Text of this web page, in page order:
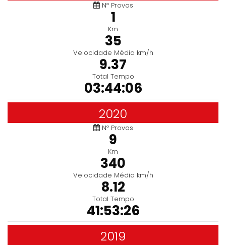
Nº Provas
1
Km
35
Velocidade Média km/h
9.37
Total Tempo
03:44:06
2020
Nº Provas
9
Km
340
Velocidade Média km/h
8.12
Total Tempo
41:53:26
2019